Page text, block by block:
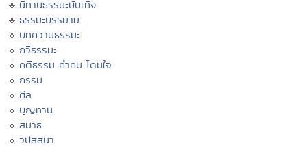
นิทานธรรมะบันเทิง
ธรรมะบรรยาย
บทความธรรมะ
กวีธรรมะ
คติธรรม คำคม โดนใจ
กรรม
ศีล
บุญทาน
สมาธิ
วิปัสสนา